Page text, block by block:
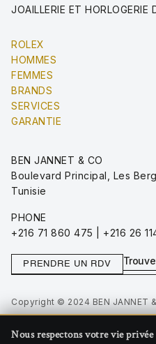
Nous respectons votre vie privée
JOAILLERIE ET HORLOGERIE
ROLEX
HOMMES
FEMMES
BRANDS
SERVICES
GARANTIE
BEN JANNET & CO
Boulevard Principal, Les
Tunisie
PHONE
+216 71 860 475 | +216 26
PRENDRE UN RDV
Copyright © 2024 BEN JANNET
Terms of Use